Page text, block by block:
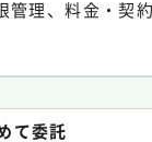
理、料金・契
て委託